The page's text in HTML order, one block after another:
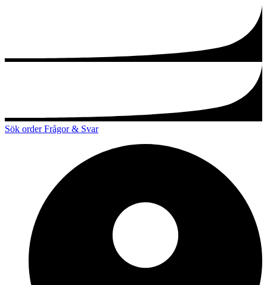
Sök orderFrågor & Svar